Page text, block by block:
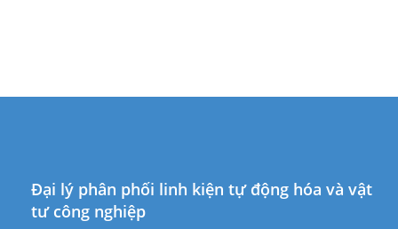
Đại lý phân phối linh kiện tự động hóa và vật
tư công nghiệp